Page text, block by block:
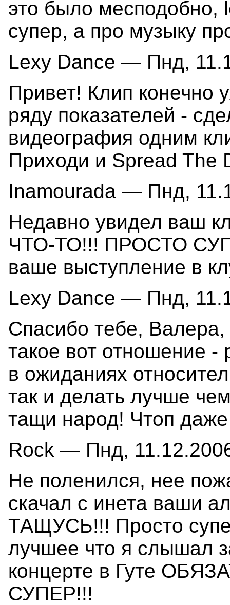
это было месподобно,
супер, а про музыку
Lexy Dance — Пнд,
Привет! Клип конечно
ряду показателей -
видеография одним
Приходи и Spread The
Inamourada — Пнд,
Недавно увидел ваш
ЧТО-ТО!!! ПРОСТО
ваше выступление в
Lexy Dance — Пнд,
Спасибо тебе,
такое вот отношение
в ожиданиях
так и делать лучше
тащи народ! Чтоп
Rock — Пнд,
Не поленился, нее
скачал с инета ваши
ТАЩУСЬ!!! Просто
лучшее что я слышал
концерте в Гуте
СУПЕР!!!